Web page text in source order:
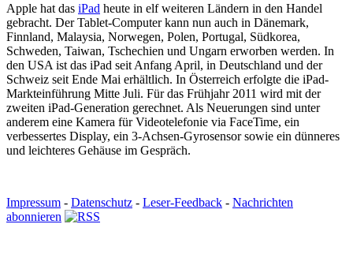
Apple hat das iPad heute in elf weiteren Ländern in den Handel
gebracht. Der Tablet-Computer kann nun auch in Dänemark,
Finnland, Malaysia, Norwegen, Polen, Portugal, Südkorea,
Schweden, Taiwan, Tschechien und Ungarn erworben werden. In
den USA ist das iPad seit Anfang April, in Deutschland und der
Schweiz seit Ende Mai erhältlich. In Österreich erfolgte die iPad-
Markteinführung Mitte Juli. Für das Frühjahr 2011 wird mit der
zweiten iPad-Generation gerechnet. Als Neuerungen sind unter
anderem eine Kamera für Videotelefonie via FaceTime, ein
verbessertes Display, ein 3-Achsen-Gyrosensor sowie ein dünneres
und leichteres Gehäuse im Gespräch.
Impressum - Datenschutz - Leser-Feedback - Nachrichten
abonnieren